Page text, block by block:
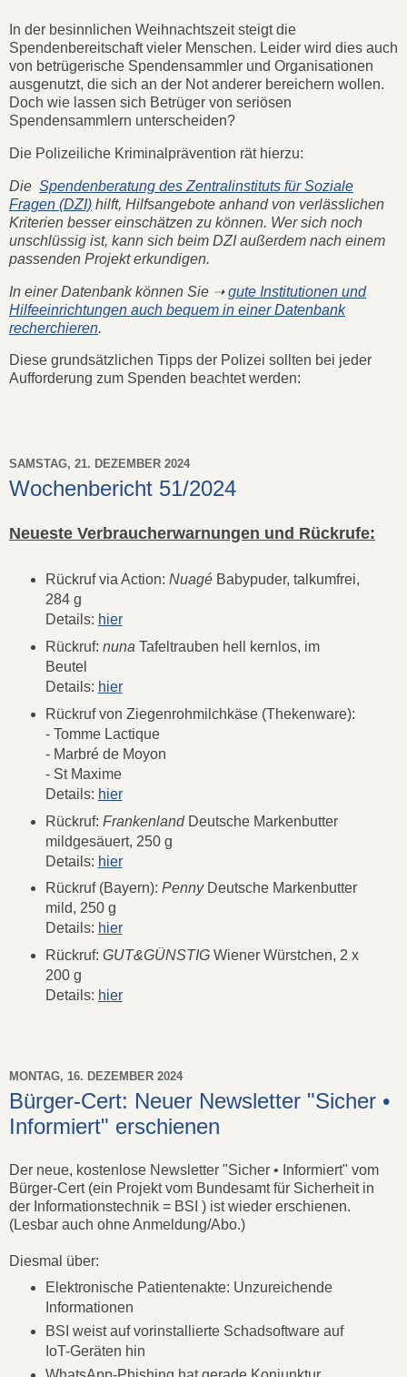
In der besinnlichen Weihnachtszeit steigt die
Spendenbereitschaft vieler Menschen. Leider wird dies auch
von betrügerische Spendensammler und Organisationen
ausgenutzt, die sich an der Not anderer bereichern wollen.
Doch wie lassen sich Betrüger von seriösen
Spendensammlern unterscheiden?
Die Polizeiliche Kriminalprävention rät hierzu:
Die Spendenberatung des Zentralinstituts für Soziale
Fragen (DZI) hilft, Hilfsangebote anhand von verlässlichen
Kriterien besser einschätzen zu können. Wer sich noch
unschlüssig ist, kann sich beim DZI außerdem nach einem
passenden Projekt erkundigen.
In einer Datenbank können Sie ➝gute Institutionen und
Hilfeeinrichtungen auch bequem in einer Datenbank
recherchieren.
Diese grundsätzlichen Tipps der Polizei sollten bei jeder
Aufforderung zum Spenden beachtet werden:
SAMSTAG, 21. DEZEMBER 2024
Wochenbericht 51/2024
Neueste Verbraucherwarnungen und Rückrufe:
Rückruf via Action: NuagéBabypuder, talkumfrei,
284 g
Details: hier
Rückruf: nuna Tafeltrauben hell kernlos, im
Beutel
Details: hier
Rückruf von Ziegenrohmilchkäse (Thekenware):
- Tomme Lactique
- Marbré de Moyon
- St Maxime
Details: hier
Rückruf: FrankenlandDeutsche Markenbutter
mildgesäuert, 250 g
Details: hier
Rückruf (Bayern): PennyDeutsche Markenbutter
mild, 250 g
Details: hier
Rückruf: GUT&GÜNSTIGWiener Würstchen, 2 x
200 g
Details: hier
MONTAG, 16. DEZEMBER 2024
Bürger-Cert: Neuer Newsletter "Sicher •
Informiert" erschienen
Der neue, kostenlose Newsletter "Sicher • Informiert" vom
Bürger-Cert (ein Projekt vom Bundesamt für Sicherheit in
der Informationstechnik = BSI ) ist wieder erschienen.
(Lesbar auch ohne Anmeldung/Abo.)
Diesmal über:
Elektronische Patientenakte: Unzureichende
Informationen
BSI weist auf vorinstallierte Schadsoftware auf
IoT-Geräten hin